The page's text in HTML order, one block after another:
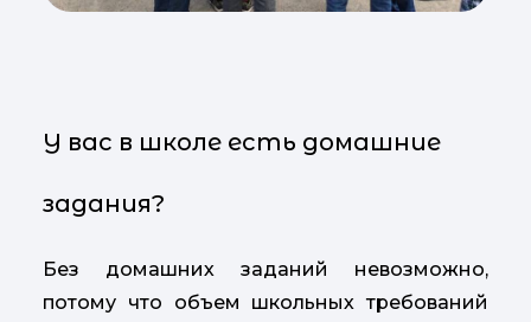
У вас в школе есть домашние
задания?
Без домашних заданий невозможно,
потому что объем школьных требований